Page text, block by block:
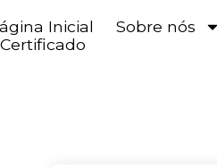
Inicial Sobre nós
Certificado